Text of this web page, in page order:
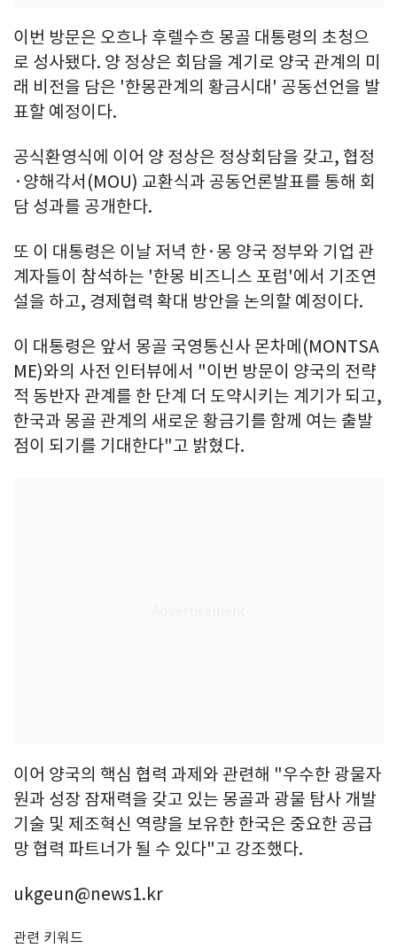
이번 방문은 오흐나 후렐수흐 몽골 대통령의 초청으
로 성사됐다. 양 정상은 회담을 계기로 양국 관계의 미
래 비전을 담은 '한몽관계의 황금시대' 공동선언을 발
표할 예정이다.
공식환영식에 이어 양 정상은 정상회담을 갖고, 협정
·양해각서(MOU) 교환식과 공동언론발표를 통해 회
담 성과를 공개한다.
또 이 대통령은 이날 저녁 한·몽 양국 정부와 기업 관
계자들이 참석하는 '한몽 비즈니스 포럼'에서 기조연
설을 하고, 경제협력 확대 방안을 논의할 예정이다.
이 대통령은 앞서 몽골 국영통신사 몬차메(MONTSA
ME)와의 사전 인터뷰에서 "이번 방문이 양국의 전략
적 동반자 관계를 한 단계 더 도약시키는 계기가 되고,
한국과 몽골 관계의 새로운 황금기를 함께 여는 출발
점이 되기를 기대한다"고 밝혔다.
이어 양국의 핵심 협력 과제와 관련해 "우수한 광물자
원과 성장 잠재력을 갖고 있는 몽골과 광물 탐사 개발
기술 및 제조혁신 역량을 보유한 한국은 중요한 공급
망 협력 파트너가 될 수 있다"고 강조했다.
ukgeun@news1.kr
관련 키워드